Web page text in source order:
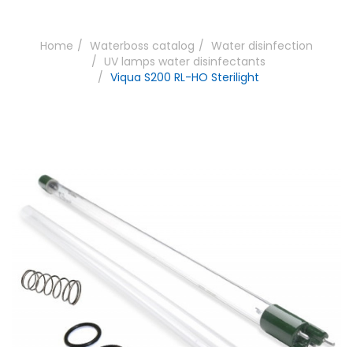
Home Waterboss catalog
Water disinfection
UV lamps water disinfectants
Viqua S200 RL-HO Sterilight
ОТПРАВИТЬ